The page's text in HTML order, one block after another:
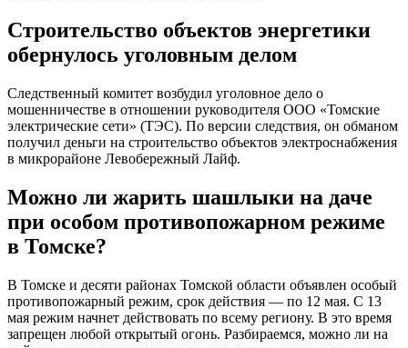
Строительство объектов энергетики
обернулось уголовным делом
Следственный комитет возбудил уголовное дело о
мошенничестве в отношении руководителя ООО «Томские
электрические сети» (ТЭС). По версии следствия, он обманом
получил деньги на строительство объектов электроснабжения
в микрорайоне Левобережный Лайф.
Можно ли жарить шашлыки на даче
при особом противопожарном режиме
в Томске?
В Томске и десяти районах Томской области объявлен особый
противопожарный режим, срок действия — по 12 мая. С 13
мая режим начнет действовать по всему региону. В это время
запрещен любой открытый огонь. Разбираемся, можно ли на